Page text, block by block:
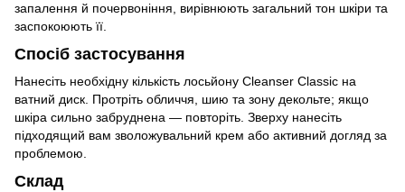
запалення й почервоніння, вирівнюють загальний тон шкіри та
заспокоюють її.
Спосіб застосування
Нанесіть необхідну кількість лосьйону Cleanser Classic на
ватний диск. Протріть обличчя, шию та зону декольте; якщо
шкіра сильно забруднена — повторіть. Зверху нанесіть
підходящий вам зволожувальний крем або активний догляд за
проблемою.
Склад